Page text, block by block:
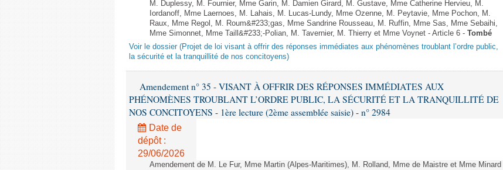
M. Duplessy, M. Fournier, Mme Garin, M. Damien Girard, M. Gustave, Mme Catherine Hervieu, M.
Iordanoff, Mme Laernoes, M. Lahais, M. Lucas-Lundy, Mme Ozenne, M. Peytavie, Mme Pochon, M.
Raux, Mme Regol, M. Roum&#233;gas, Mme Sandrine Rousseau, M. Ruffin, Mme Sas, Mme Sebaihi,
Mme Simonnet, Mme Taill&#233;-Polian, M. Tavernier, M. Thierry et Mme Voynet - Article 6 - Tombé
Voir le dossier (Projet de loi visant à offrir des réponses immédiates aux phénomènes troublant l’ordre public,
la sécurité et la tranquillité de nos concitoyens)
Amendement n° 35 - VISANT À OFFRIR DES RÉPONSES IMMÉDIATES AUX
PHÉNOMÈNES TROUBLANT L’ORDRE PUBLIC, LA SÉCURITÉ ET LA TRANQUILLITÉ DE
NOS CONCITOYENS - 1ère lecture (2ème assemblée saisie) - n° 2984
Date de
dépôt :
29/06/2026
Amendement de M. Le Fur, Mme Martin (Alpes-Maritimes), M. Rolland, Mme de Maistre et Mme Minard